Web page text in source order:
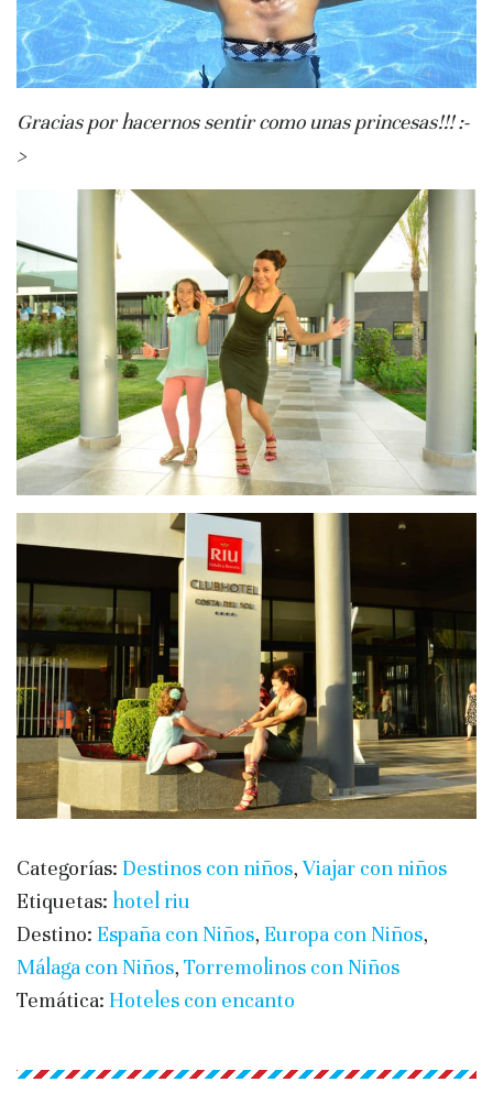
Gracias por hacernos sentir como unas princesas!!! :-
>
Categorías: Destinos con niños, Viajar con niños
Etiquetas: hotel riu
Destino: España con Niños, Europa con Niños,
Málaga con Niños, Torremolinos con Niños
Temática: Hoteles con encanto